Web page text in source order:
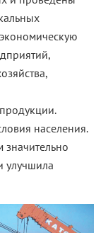
населения.
значительно
улучшила